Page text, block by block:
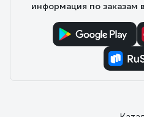
информация по заказам